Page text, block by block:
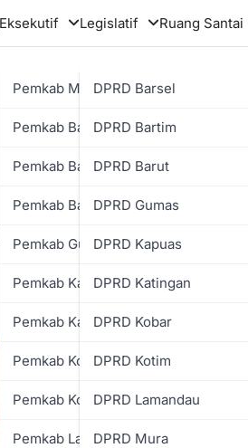
Eksekutif
Pemkab Murung Raya
Pemkab Barsel
Pemkab Bartim
Pemkab Barut
Pemkab Gumas
Pemkab Kapuas
Pemkab Katingan
Pemkab Kobar
Pemkab Kotim
Pemkab Lamandau
Legislatif
DPRD Barsel
DPRD Bartim
DPRD Barut
DPRD Gumas
DPRD Kapuas
DPRD Katingan
DPRD Kobar
DPRD Kotim
DPRD Lamandau
DPRD Mura
Ruang Santai
Masa